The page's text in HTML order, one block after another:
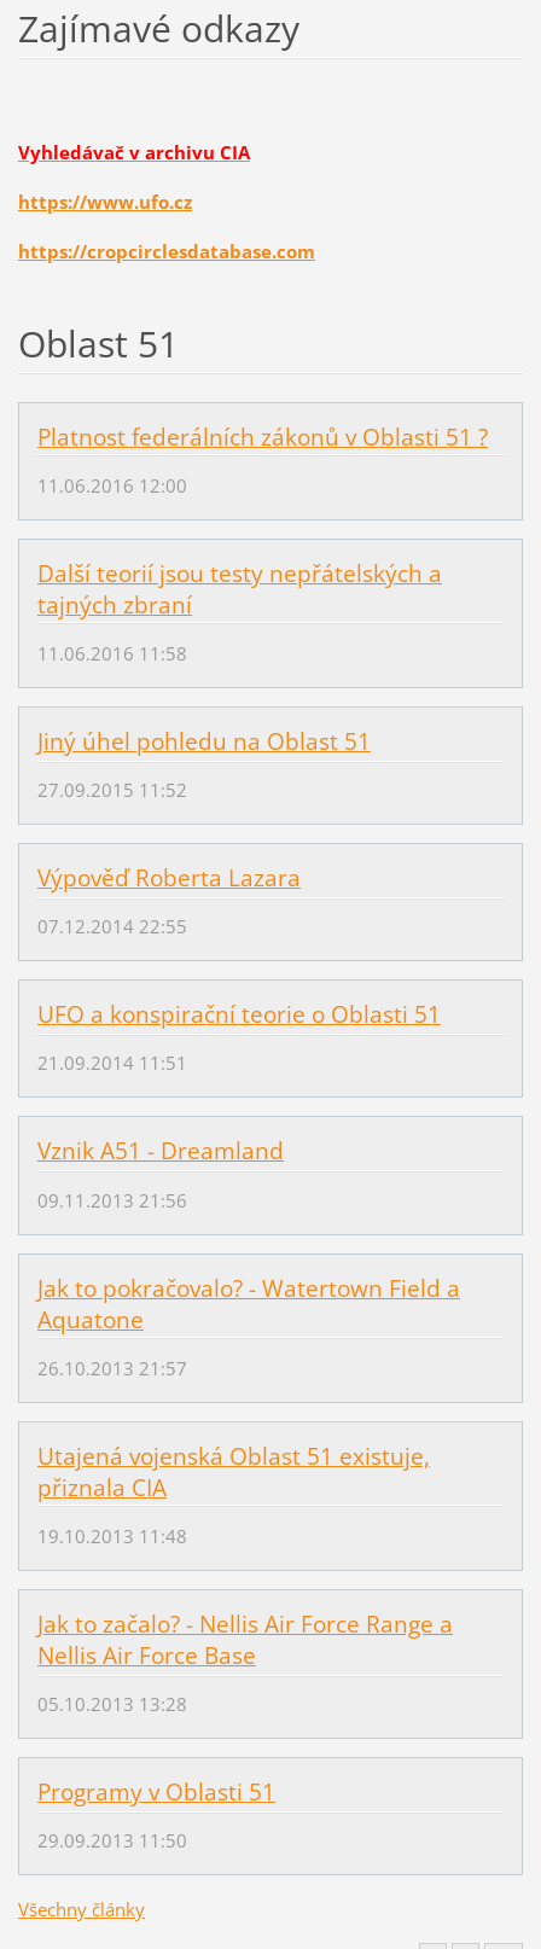
Zajímavé odkazy
Vyhledávač v archivu CIA
https://www.ufo.cz
https://cropcirclesdatabase.com
Oblast 51
Platnost federálních zákonů v Oblasti 51 ?
11.06.2016 12:00
Další teorií jsou testy nepřátelských a
tajných zbraní
11.06.2016 11:58
Jiný úhel pohledu na Oblast 51
27.09.2015 11:52
Výpověď Roberta Lazara
07.12.2014 22:55
UFO a konspirační teorie o Oblasti 51
21.09.2014 11:51
Vznik A51 - Dreamland
09.11.2013 21:56
Jak to pokračovalo? - Watertown Field a
Aquatone
26.10.2013 21:57
Utajená vojenská Oblast 51 existuje,
přiznala CIA
19.10.2013 11:48
Jak to začalo? - Nellis Air Force Range a
Nellis Air Force Base
05.10.2013 13:28
Programy v Oblasti 51
29.09.2013 11:50
Všechny články